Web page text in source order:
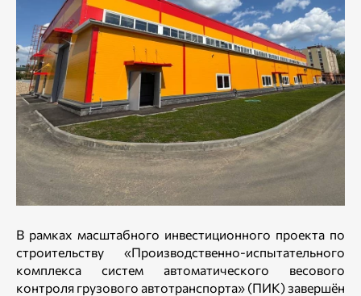
В рамках масштабного инвестиционного проекта по
строительству «Производственно-испытательного
комплекса систем автоматического весового
контроля грузового автотранспорта» (ПИК) завершён